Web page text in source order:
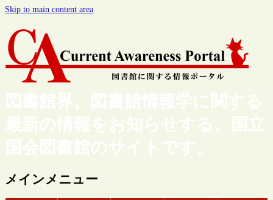
Skip to main content area
図書館界、図書館情報学に関する
最新の情報をお知らせする、国立
国会図書館のサイトです。
メインメニュー